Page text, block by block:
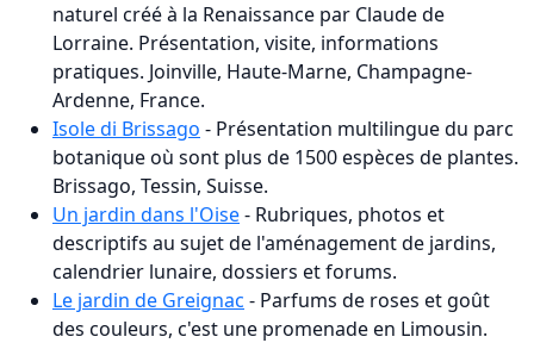
naturel créé à la Renaissance par Claude de
Lorraine. Présentation, visite, informations
pratiques. Joinville, Haute-Marne, Champagne-
Ardenne, France.
Isole di Brissago - Présentation multilingue du parc
botanique où sont plus de 1500 espèces de plantes.
Brissago, Tessin, Suisse.
Un jardin dans l'Oise- Rubriques, photos et
descriptifs au sujet de l'aménagement de jardins,
calendrier lunaire, dossiers et forums.
Le jardin de Greignac - Parfums de roses et goût
des couleurs, c'est une promenade en Limousin.